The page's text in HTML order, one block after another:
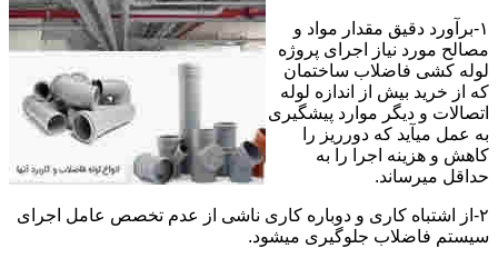
۱-برآورد دقیق مقدار مواد و
مصالح مورد نیاز اجرای پروژه
لوله کشی فاضلاب ساختمان
که از خرید بیش از اندازه لوله
اتصالات و دیگر موارد پیشگیری
به عمل میآید که دورریز را
کاهش و هزینه اجرا را به
حداقل میرساند.
۲-از اشتباه کاری و دوباره کاری ناشی از عدم تخصص عامل اجرای
سیستم فاضلاب جلوگیری میشود.